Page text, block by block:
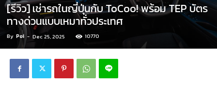
[รีวิว] เช่ารถในญี่ปุ่นกับ ToCoo! พร้อม TEP บัตร
ทางด่วนแบบเหมาทั่วประเทศ
By Poi - Dec 25, 2025 10770